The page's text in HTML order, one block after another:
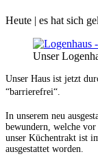
Heute | es hat sich
Unser
Unser Haus ist jetzt
“barrierefrei“.
In unserem neu
bewundern, welche
unser Küchentrakt ist
ausgestattet worden.